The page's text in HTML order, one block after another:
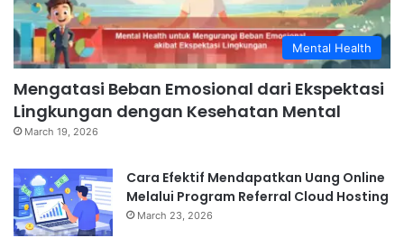
Mental Health
Mengatasi Beban Emosional dari Ekspektasi
Lingkungan dengan Kesehatan Mental
March 19, 2026
Cara Efektif Mendapatkan Uang Online
Melalui Program Referral Cloud Hosting
March 23, 2026